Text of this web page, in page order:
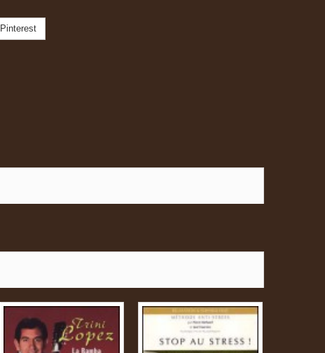
Pinterest